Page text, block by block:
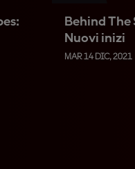
Behind The
Nuovi inizi
MAR 14 DIC, 2021